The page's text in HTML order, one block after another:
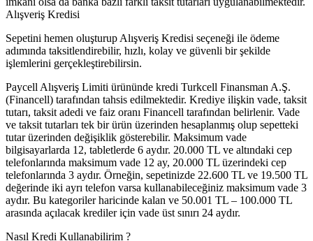
Alışveriş Kredisi
Sepetini hemen oluşturup Alışveriş Kredisi seçeneği ile ödeme
adımında taksitlendirebilir, hızlı, kolay ve güvenli bir şekilde
işlemlerini gerçekleştirebilirsin.
Paycell Alışveriş Limiti ürününde kredi Turkcell Finansman A.Ş.
(Financell) tarafından tahsis edilmektedir. Krediye ilişkin vade, taksit
tutarı, taksit adedi ve faiz oranı Financell tarafından belirlenir. Vade
ve taksit tutarları tek bir ürün üzerinden hesaplanmış olup sepetteki
tutar üzerinden değişiklik gösterebilir. Maksimum vade
bilgisayarlarda 12, tabletlerde 6 aydır. 20.000 TL ve altındaki cep
telefonlarında maksimum vade 12 ay, 20.000 TL üzerindeki cep
telefonlarında 3 aydır. Örneğin, sepetinizde 22.600 TL ve 19.500 TL
değerinde iki ayrı telefon varsa kullanabileceğiniz maksimum vade 3
aydır. Bu kategoriler haricinde kalan ve 50.001 TL – 100.000 TL
arasında açılacak krediler için vade üst sınırı 24 aydır.
Nasıl Kredi Kullanabilirim ?